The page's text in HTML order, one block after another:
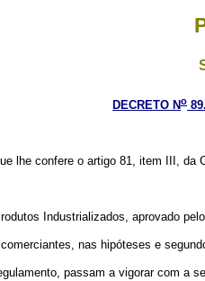
DECRETO No
lhe confere o artigo 81, item III, da
Industrializados, aprovado
nas hipóteses e
passam a vigorar com a